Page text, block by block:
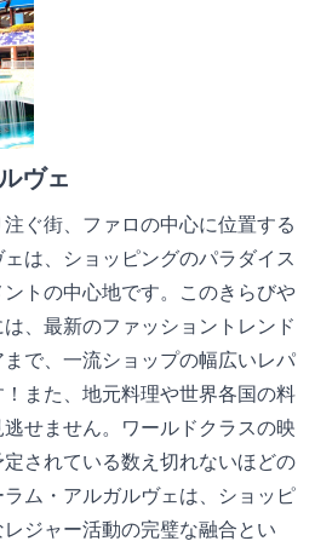
ヴェ
ぐ街、ファロの中心に位置する
は、ショッピングのパラダイス
トの中心地です。このきらびや
、最新のファッショントレンド
で、一流ショップの幅広いレパ
また、地元料理や世界各国の料
せません。ワールドクラスの映
されている数え切れないほどの
ム・アルガルヴェは、ショッピ
ジャー活動の完璧な融合とい